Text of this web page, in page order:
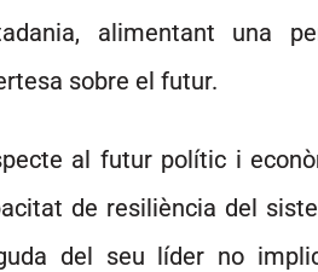
alimentant una
sobre el futur.
al futur polític i
de resiliència del
del seu líder no